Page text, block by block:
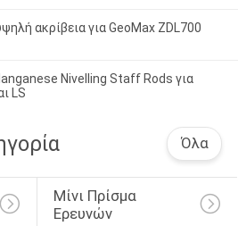
ακρίβεια για GeoMax ZDL700
Nivelling Staff Rods για
LS
Όλα
Μίνι Πρίσμα
Ερευνών